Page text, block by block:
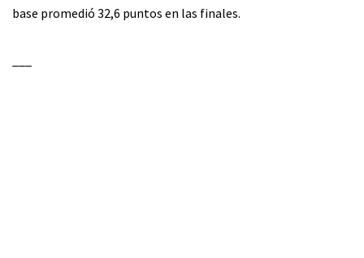
base promedió 32,6 puntos en las finales.